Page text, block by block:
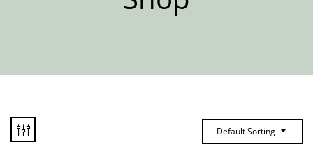
Default Sorting